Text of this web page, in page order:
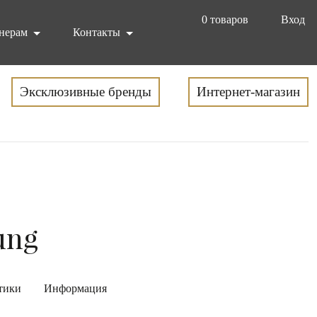
0 товаров
Вход
Контакты
Эксклюзивные бренды Интернет-магазин
Информация